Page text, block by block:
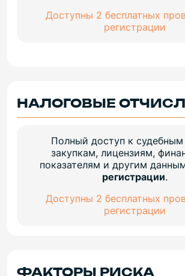
Доступны 2 бесплатных
регистрации
НАЛОГОВЫЕ
Полный доступ к
закупкам, лицензиям,
показателям и другим
регистрации.
Доступны 2 бесплатных
регистрации
ФАКТОРЫ РИСКА